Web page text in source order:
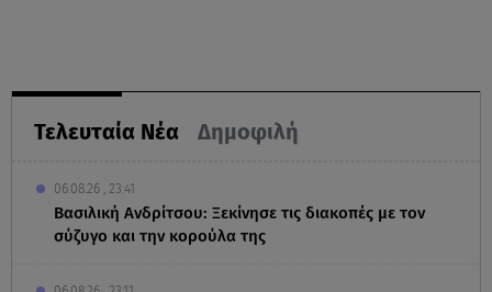
Τελευταία Νέα Δημοφιλή
06.08.26 , 23:41
Βασιλική Ανδρίτσου: Ξεκίνησε τις διακοπές με τον
σύζυγο και την κορούλα της